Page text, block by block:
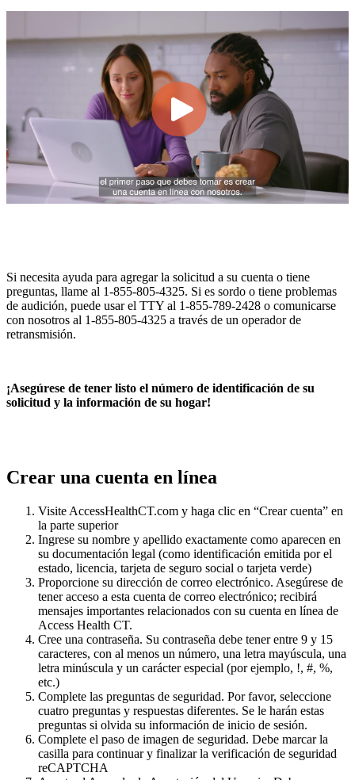
Si necesita ayuda para agregar la solicitud a su cuenta o tiene
preguntas, llame al 1-855-805-4325. Si es sordo o tiene problemas
de audición, puede usar el TTY al 1-855-789-2428 o comunicarse
con nosotros al 1-855-805-4325 a través de un operador de
retransmisión.
¡Asegúrese de tener listo el número de identificación de su
solicitud y la información de su hogar!
Crear una cuenta en línea
Visite AccessHealthCT.com y haga clic en “Crear cuenta” en
la parte superior
Ingrese su nombre y apellido exactamente como aparecen en
su documentación legal (como identificación emitida por el
estado, licencia, tarjeta de seguro social o tarjeta verde)
Proporcione su dirección de correo electrónico. Asegúrese de
tener acceso a esta cuenta de correo electrónico; recibirá
mensajes importantes relacionados con su cuenta en línea de
Access Health CT.
Cree una contraseña. Su contraseña debe tener entre 9 y 15
caracteres, con al menos un número, una letra mayúscula, una
letra minúscula y un carácter especial (por ejemplo, !, #, %,
etc.)
Complete las preguntas de seguridad. Por favor, seleccione
cuatro preguntas y respuestas diferentes. Se le harán estas
preguntas si olvida su información de inicio de sesión.
Complete el paso de imagen de seguridad. Debe marcar la
casilla para continuar y finalizar la verificación de seguridad
reCAPTCHA